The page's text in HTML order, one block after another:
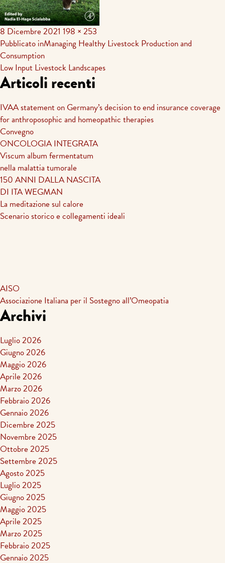
8 Dicembre 2021 198 × 253
Navigazione
articoli
Pubblicato inManaging Healthy Livestock Production and
Consumption
Low Input Livestock Landscapes
Articoli recenti
IVAA statement on Germany’s decision to end insurance coverage
for anthroposophic and homeopathic therapies
Convegno
ONCOLOGIA INTEGRATA
Viscum album fermentatum
nella malattia tumorale
150 ANNI DALLA NASCITA
DI ITA WEGMAN
La meditazione sul calore
Scenario storico e collegamenti ideali
AISO
Associazione Italiana per il Sostegno all’Omeopatia
Archivi
Luglio 2026
Giugno 2026
Maggio 2026
Aprile 2026
Marzo 2026
Febbraio 2026
Gennaio 2026
Dicembre 2025
Novembre 2025
Ottobre 2025
Settembre 2025
Agosto 2025
Luglio 2025
Giugno 2025
Maggio 2025
Aprile 2025
Marzo 2025
Febbraio 2025
Gennaio 2025